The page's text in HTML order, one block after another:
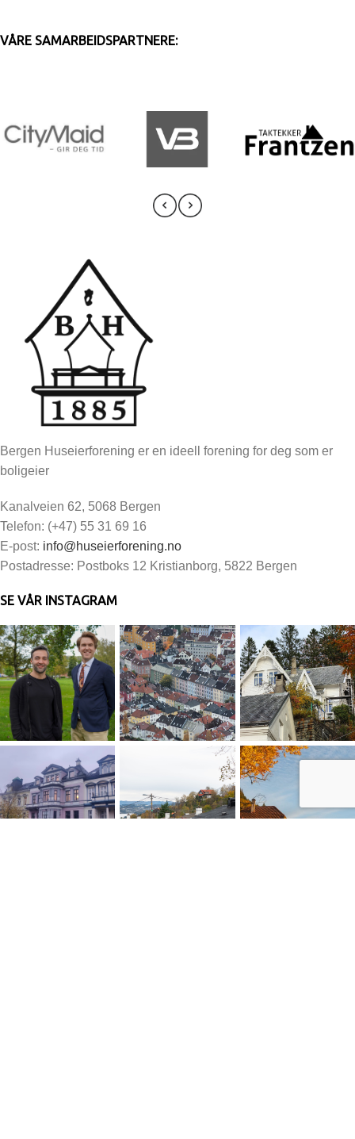
VÅRE SAMARBEIDSPARTNERE:
Bergen Huseierforening er en ideell forening for deg som er
boligeier
Kanalveien 62, 5068 Bergen
Telefon: (+47) 55 31 69 16
E-post: info@huseierforening.no
Postadresse: Postboks 12 Kristianborg, 5822 Bergen
SE VÅR INSTAGRAM